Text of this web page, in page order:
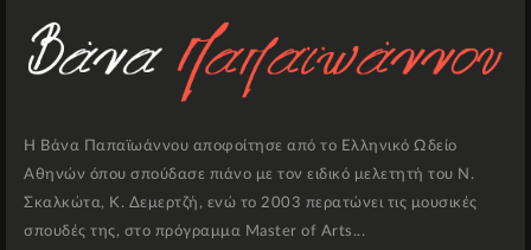
Η Βάνα Παπαϊωάννου αποφοίτησε από το Ελληνικό Ωδείο
Αθηνών όπου σπούδασε πιάνο με τον ειδικό μελετητή του Ν.
Σκαλκώτα, Κ. Δεμερτζή, ενώ το 2003 περατώνει τις μουσικές
σπουδές της, στο πρόγραμμα Master of Arts...